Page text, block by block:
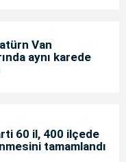
Van
aynı karede
60 il, 400 ilçede
tamamlandı